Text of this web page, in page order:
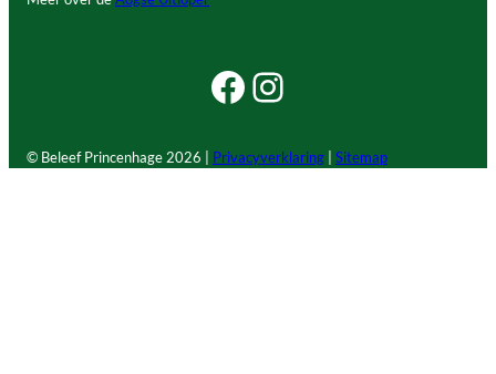
Facebook Beleef Princenhage
Instagram Beleef Princenhage
© Beleef Princenhage 2026 | Privacyverklaring Sitemap